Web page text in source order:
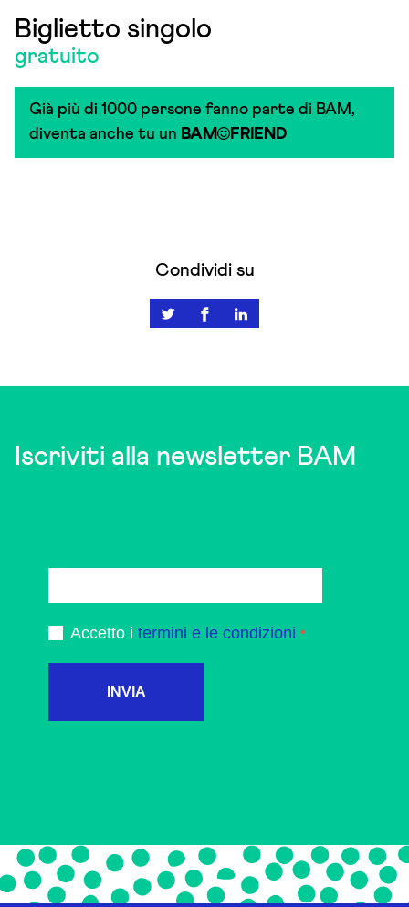
Biglietto singolo
gratuito
Già più di 1000 persone fanno parte di BAM,
diventa anche tu un BAM FRIEND
Condividi su
Iscriviti alla newsletter BAM
Accetto i termini e le condizioni
INVIA